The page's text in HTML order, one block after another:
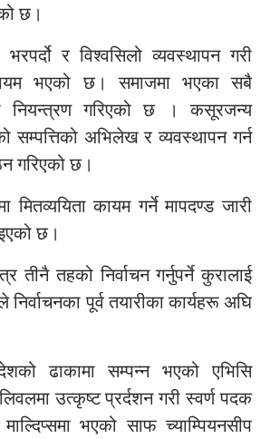
छ।
र विश्वसिलो व्यवस्थापन गरी
भएको छ। समाजमा भएका सबै
नियन्त्रण गरिएको छ । कसूरजन्य
सम्पत्तिको अभिलेख र व्यवस्थापन गर्न
गरिएको छ।
मितव्ययिता कायम गर्ने मापदण्ड जारी
छ।
तीनै तहको निर्वाचन गर्नुपर्ने कुरालाई
पूर्व तयारीका कार्यहरू अघि
ढाकामा सम्पन्न भएको एभिसि
उत्कृष्ट प्रर्दशन गरी स्वर्ण पदक
भएको साफ च्याम्पियनसीप